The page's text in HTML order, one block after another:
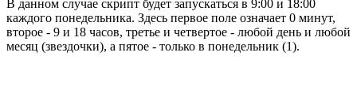
В данном случае скрипт будет запускаться в 9:00 и 18:00
каждого понедельника. Здесь первое поле означает 0 минут,
второе - 9 и 18 часов, третье и четвертое - любой день и любой
месяц (звездочки), а пятое - только в понедельник (1).